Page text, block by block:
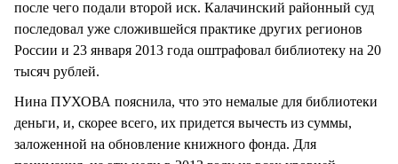
после чего подали второй иск. Калачинский районный суд
последовал уже сложившейся практике других регионов
России и 23 января 2013 года оштрафовал библиотеку на 20
тысяч рублей.
Нина ПУХОВА пояснила, что это немалые для библиотеки
деньги, и, скорее всего, их придется вычесть из суммы,
заложенной на обновление книжного фонда. Для